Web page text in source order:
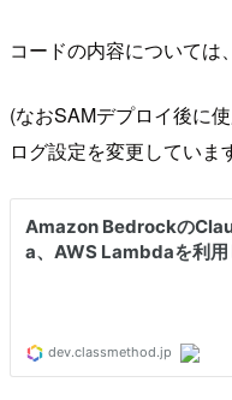
コードの内容については
(なおSAMデプロイ後に
ログ設定を変更していま